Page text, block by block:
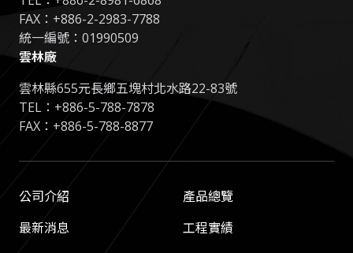
公司介紹
產品總覽
最新消息
工程實績
FAX：+886-2-2983-7788
統一編號：01990509
雲林廠
雲林縣655元長鄉五塊村北水路22-83號
TEL： +886-5-788-7878
FAX：+886-5-788-8877